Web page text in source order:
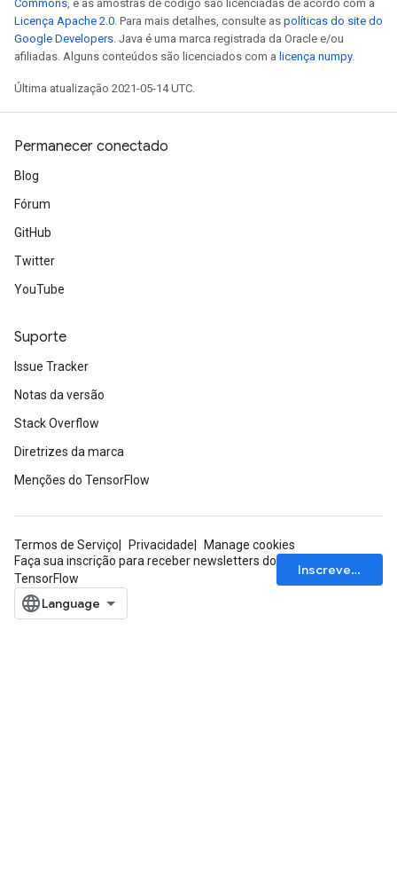
Commons, e as amostras de código são licenciadas de acordo com a
Licença Apache 2.0. Para mais detalhes, consulte as políticas do site do
Google Developers. Java é uma marca registrada da Oracle e/ou
afiliadas. Alguns conteúdos são licenciados com a licença numpy.
Última atualização 2021-05-14 UTC.
Permanecer conectado
Blog
Fórum
GitHub
Twitter
YouTube
Suporte
Issue Tracker
Notas da versão
Stack Overflow
Diretrizes da marca
Menções do TensorFlow
Termos de Serviço Privacidade
Manage cookies
Faça sua inscrição para receber newsletters do
TensorFlow
Inscrever-se